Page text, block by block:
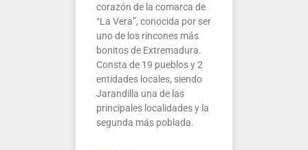
corazón de la comarca de
“La Vera”, conocida por ser
uno de los rincones más
bonitos de Extremadura.
Consta de 19 pueblos y 2
entidades locales, siendo
Jarandilla una de las
principales localidades y la
segunda más poblada.